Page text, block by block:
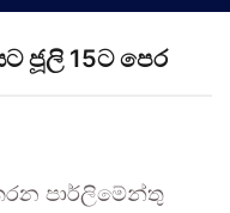
ජූලි 15ට පෙර
පාර්ලිමේන්තු